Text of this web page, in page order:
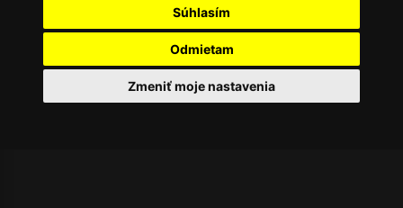
Súhlasím
Odmietam
Zmeniť moje nastavenia